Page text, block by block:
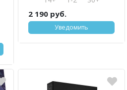
2 190 руб.
Уведомить